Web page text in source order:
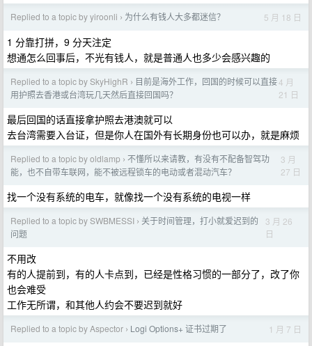
Replied to a topic by yiroonli › 为什么有钱人大多都迷信？ 5 月 18 日
1 分靠打拼，9 分天注定
想通怎么回事后，不光有钱人，就是普通人也多少会感兴趣的
Replied to a topic by SkyHighR › 目前是海外工作，回国的时候可以直接
用护照去香港或台湾玩几天然后直接回国吗？
4 月
21 日
最后回国的话直接拿护照去港澳就可以
去台湾需要入台证，但是你人在国外有长期身份也可以办，就是麻烦
Replied to a topic by oldlamp › 不懂所以来请教，有没有不配备智驾功
能，也不自带车联网，能不被远程锁车的电动或者混动汽车？
3 月
27 日
找一个没有系统的电车，就像找一个没有系统的电视一样
Replied to a topic by SWBMESSI › 关于时间管理，打小就爱迟到的
问题
3 月 26
日
不用改
有的人提前到，有的人卡点到，已经是性格习惯的一部分了，改了你
也会难受
工作无所谓，和其他人约会不要迟到就好
Replied to a topic by Aspector › Logi Options+ 证书过期了 1 月 7 日